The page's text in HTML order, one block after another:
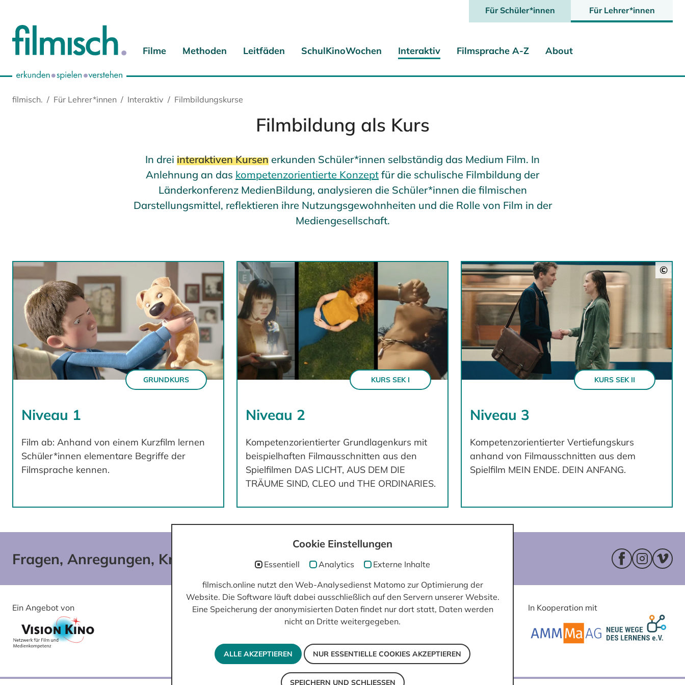
Für Schüler*innen Für Lehrer*innen
Filme Methoden Leitfäden SchulKinoWochen Interaktiv Filmsprache A-Z About
filmisch. Für Lehrer*innen Interaktiv Filmbildungskurse
Filmbildung als Kurs
In drei interaktiven Kursen erkunden Schüler*innen selbständig das Medium Film. In
Anlehnung an das kompetenzorientierte Konzept für die schulische Filmbildung der
Länderkonferenz MedienBildung, analysieren die Schüler*innen die filmischen
Darstellungsmittel, reflektieren ihre Nutzungsgewohnheiten und die Rolle von Film in der
Mediengesellschaft.
GRUNDKURS
Niveau 1
Film ab: Anhand von einem Kurzfilm lernen
Schüler*innen elementare Begriffe der
Filmsprache kennen.
KURS SEK I
Niveau 2
Kompetenzorientierter Grundlagenkurs mit
beispielhaften Filmausschnitten aus den
Spielfilmen DAS LICHT, AUS DEM DIE
TRÄUME SIND, CLEO und THE ORDINARIES.
©
KURS SEK II
Niveau 3
Kompetenzorientierter Vertiefungskurs
anhand von Filmausschnitten aus dem
Spielfilm MEIN ENDE. DEIN ANFANG.
Fragen, Anregungen, Kritik? post(at)filmisch.online
Ein Angebot von Gefördert von In Kooperation mit
Cookie Einstellungen
Essentiell Analytics Externe Inhalte
filmisch.online nutzt den Web-Analysedienst Matomo zur Optimierung der
Website. Die Software läuft dabei ausschließlich auf den Servern unserer Website.
Eine Speicherung der anonymisierten Daten findet nur dort statt, Daten werden
nicht an Dritte weitergegeben.
ALLE AKZEPTIEREN NUR ESSENTIELLE COOKIES AKZEPTIEREN
SPEICHERN UND SCHLIESSEN